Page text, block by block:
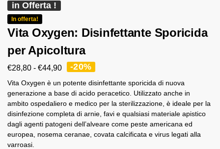
in Offerta !
In offerta!
Vita Oxygen: Disinfettante Sporicida
per Apicoltura
€28,80 - €44,90 -20%
Vita Oxygen è un potente disinfettante sporicida di nuova
generazione a base di acido peracetico. Utilizzato anche in
ambito ospedaliero e medico per la sterilizzazione, è ideale per la
disinfezione completa di arnie, favi e qualsiasi materiale apistico
dagli agenti patogeni dell’alveare come peste americana ed
europea, nosema ceranae, covata calcificata e virus legati alla
varroasi.